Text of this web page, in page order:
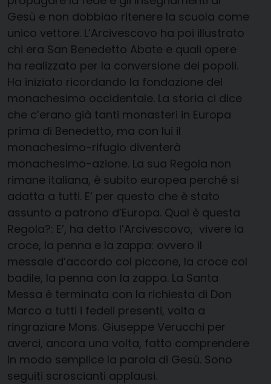
Gesù e non dobbiao ritenere la scuola come
unico vettore. L’Arcivescovo ha poi illustrato
chi era San Benedetto Abate e quali opere
ha realizzato per la conversione dei popoli.
Ha iniziato ricordando la fondazione del
monachesimo occidentale. La storia ci dice
che c’erano già tanti monasteri in Europa
prima di Benedetto, ma con lui il
monachesimo-rifugio diventerà
monachesimo-azione. La sua Regola non
rimane italiana, è subito europea perché si
adatta a tutti. E’ per questo che è stato
assunto a patrono d’Europa. Qual è questa
Regola?: E’, ha detto l’Arcivescovo, vivere la
croce, la penna e la zappa: ovvero il
messale d’accordo col piccone, la croce col
badile, la penna con la zappa. La Santa
Messa è terminata con la richiesta di Don
Marco a tutti i fedeli presenti, volta a
ringraziare Mons. Giuseppe Verucchi per
averci, ancora una volta, fatto comprendere
in modo semplice la parola di Gesù. Sono
seguiti scroscianti applausi.